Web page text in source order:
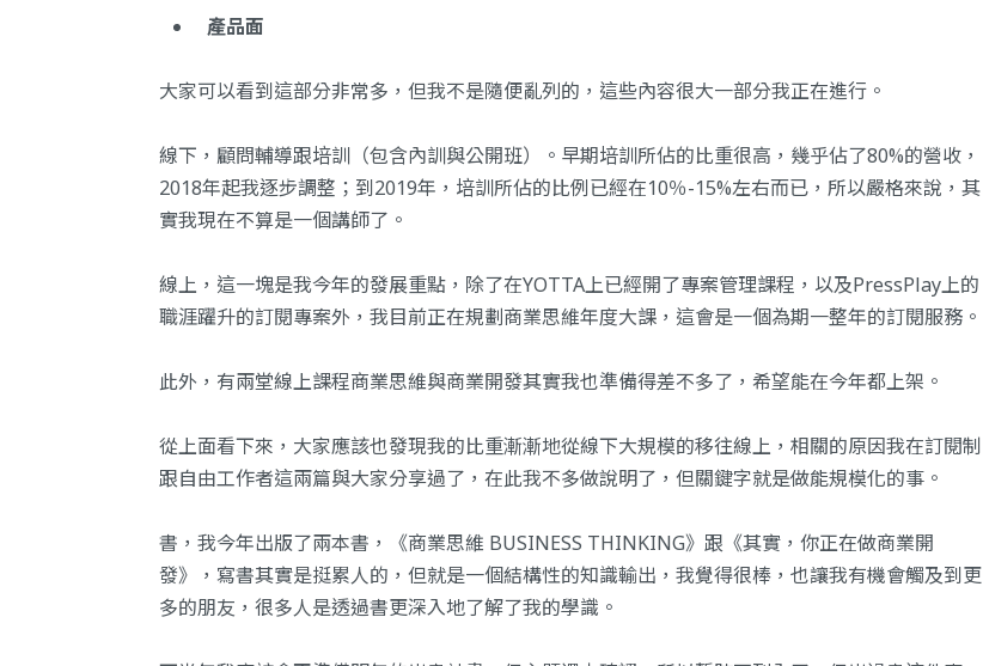
產品面
大家可以看到這部分非常多，但我不是隨便亂列的，這些內容很大一部分我正在進行。
線下，顧問輔導跟培訓（包含內訓與公開班）。早期培訓所佔的比重很高，幾乎佔了80%的營收，
2018年起我逐步調整；到2019年，培訓所佔的比例已經在10％-15%左右而已，所以嚴格來說，其
實我現在不算是一個講師了。
線上，這一塊是我今年的發展重點，除了在YOTTA上已經開了專案管理課程 ，以及PressPlay上的
職涯躍升的訂閱專案外，我目前正在規劃商業思維年度大課，這會是一個為期一整年的訂閱服務。
此外，有兩堂線上課程商業思維與商業開發其實我也準備得差不多了，希望能在今年都上架。
從上面看下來，大家應該也發現我的比重漸漸地從線下大規模的移往線上，相關的原因我在訂閱制
跟自由工作者這兩篇與大家分享過了，在此我不多做說明了，但關鍵字就是做能規模化的事。
書，我今年出版了兩本書，《商業思維 BUSINESS THINKING》跟《其實，你正在做商業開
發》，寫書其實是挺累人的，但就是一個結構性的知識輸出，我覺得很棒，也讓我有機會觸及到更
多的朋友，很多人是透過書更深入地了解了我的學識。